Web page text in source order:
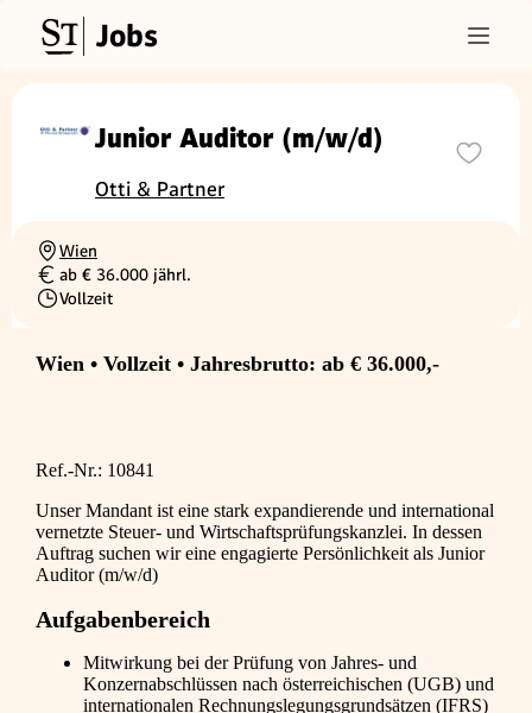
Jobs
Junior Auditor (m/w/d)
Otti & Partner
Ortschaft
Wien
Gehalt
ab € 36.000 jährl.
Beschäftigungsart
Vollzeit
Wien • Vollzeit • Jahresbrutto: ab € 36.000,-
Ref.-Nr.: 10841
Unser Mandant ist eine stark expandierende und international
vernetzte Steuer- und Wirtschaftsprüfungskanzlei. In dessen
Auftrag suchen wir eine engagierte Persönlichkeit als Junior
Auditor (m/w/d)
Aufgabenbereich
Mitwirkung bei der Prüfung von Jahres- und
Konzernabschlüssen nach österreichischen (UGB) und
internationalen Rechnungslegungsgrundsätzen (IFRS)